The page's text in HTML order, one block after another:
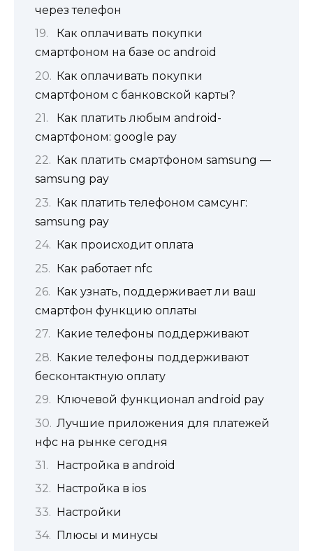
через телефон
Как оплачивать покупки
смартфоном на базе ос android
Как оплачивать покупки
смартфоном с банковской карты?
Как платить любым android-
смартфоном: google pay
Как платить смартфоном samsung —
samsung pay
Как платить телефоном самсунг:
samsung pay
Как происходит оплата
Как работает nfc
Как узнать, поддерживает ли ваш
смартфон функцию оплаты
Какие телефоны поддерживают
Какие телефоны поддерживают
бесконтактную оплату
Ключевой функционал android pay
Лучшие приложения для платежей
нфс на рынке сегодня
Настройка в android
Настройка в ios
Настройки
Плюсы и минусы